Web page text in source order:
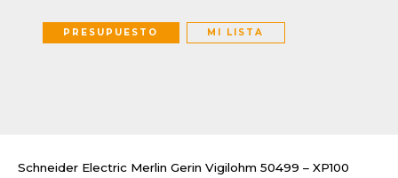
PRESUPUESTO MI LISTA
Schneider Electric Merlin Gerin Vigilohm 50499 – XP100